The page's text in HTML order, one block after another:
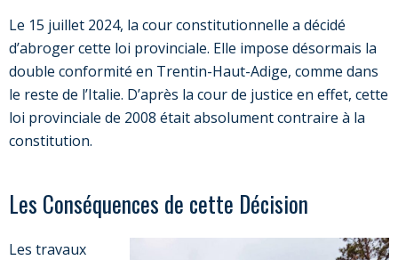
Le 15 juillet 2024, la cour constitutionnelle a décidé
d’abroger cette loi provinciale. Elle impose désormais la
double conformité en Trentin-Haut-Adige, comme dans
le reste de l’Italie. D’après la cour de justice en effet, cette
loi provinciale de 2008 était absolument contraire à la
constitution.
Les Conséquences de cette Décision
Les travaux